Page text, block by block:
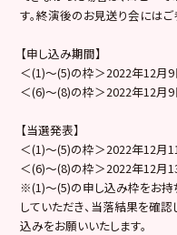
す。終演後のお見送り会には
【申し込み期間】
＜(1)～(5)の枠＞2022年12月
＜(6)～(8)の枠＞2022年12月
【当選発表】
＜(1)～(5)の枠＞2022年12月
＜(6)～(8)の枠＞2022年12月
※(1)～(5)の申し込み枠をお持
していただき、当落結果を確
込みをお願いいたします。